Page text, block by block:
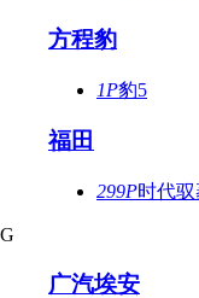
方程豹
1P豹5
福田
299P时代
G
广汽埃安